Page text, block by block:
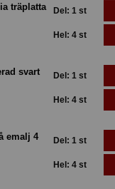
träplatta
Del: 1 st
Hel: 4 st
svart
Del: 1 st
Hel: 4 st
emalj 4
Del: 1 st
Hel: 4 st